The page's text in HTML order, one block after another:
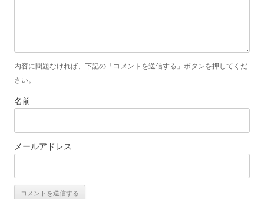
内容に問題なければ、下記の「コメントを送信する」ボタンを押してくだ
さい。
名前
メールアドレス